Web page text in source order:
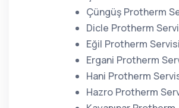
Çüngüş Protherm
Dicle Protherm
Eğil Protherm Servisi
Ergani Protherm
Hani Protherm
Hazro Protherm